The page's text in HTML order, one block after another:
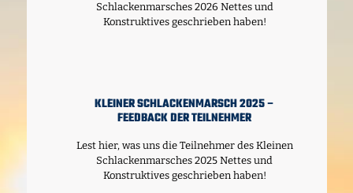
Schlackenmarsches 2026 Nettes und
Konstruktives geschrieben haben!
KLEINER SCHLACKENMARSCH 2025 –
FEEDBACK DER TEILNEHMER
Lest hier, was uns die Teilnehmer des Kleinen
Schlackenmarsches 2025 Nettes und
Konstruktives geschrieben haben!